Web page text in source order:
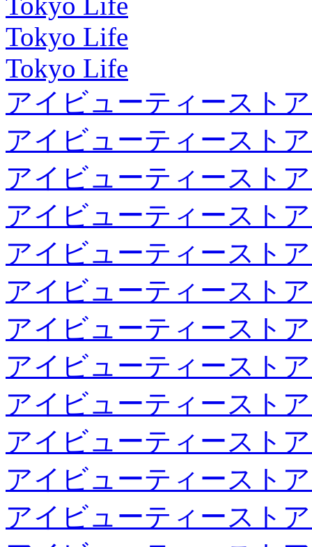
Tokyo Life
Tokyo Life
アイビューティースト
アイビューティースト
アイビューティースト
アイビューティースト
アイビューティースト
アイビューティースト
アイビューティースト
アイビューティースト
アイビューティースト
アイビューティースト
アイビューティースト
アイビューティースト